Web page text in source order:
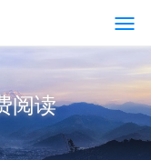
阅读